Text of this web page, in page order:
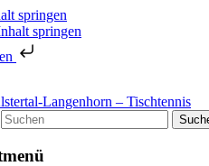
springen
springen
in Hamburgs